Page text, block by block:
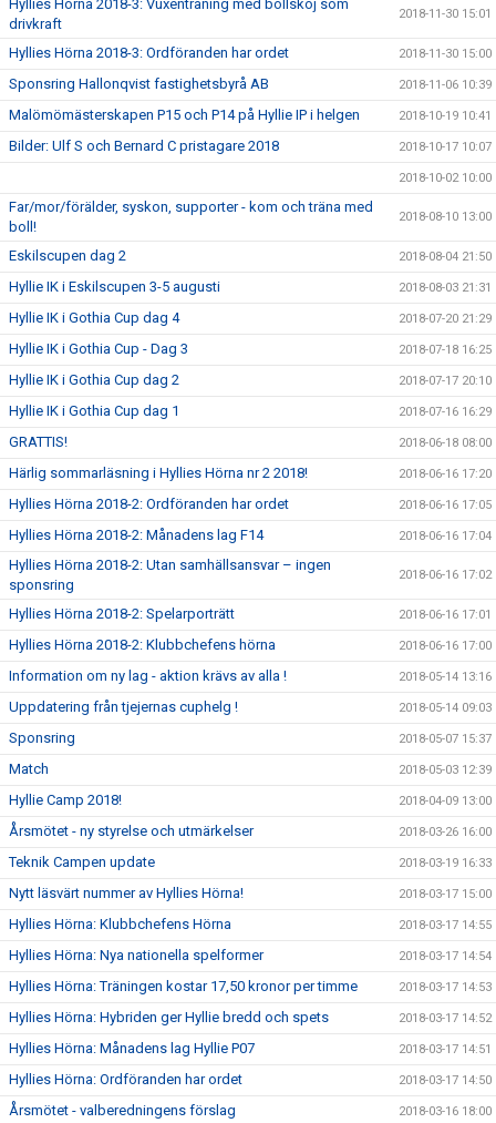
Hyllies Hörna 2018-3: Vuxenträning med bollskoj som
drivkraft
2018-11-30 15:01
Hyllies Hörna 2018-3: Ordföranden har ordet 2018-11-30 15:00
Sponsring Hallonqvist fastighetsbyrå AB 2018-11-06 10:39
Malömömästerskapen P15 och P14 på Hyllie IP i helgen 2018-10-19 10:41
Bilder: Ulf S och Bernard C pristagare 2018 2018-10-17 10:07
2018-10-02 10:00
Far/mor/förälder, syskon, supporter - kom och träna med
boll!
2018-08-10 13:00
Eskilscupen dag 2 2018-08-04 21:50
Hyllie IK i Eskilscupen 3-5 augusti 2018-08-03 21:31
Hyllie IK i Gothia Cup dag 4 2018-07-20 21:29
Hyllie IK i Gothia Cup - Dag 3 2018-07-18 16:25
Hyllie IK i Gothia Cup dag 2 2018-07-17 20:10
Hyllie IK i Gothia Cup dag 1 2018-07-16 16:29
GRATTIS! 2018-06-18 08:00
Härlig sommarläsning i Hyllies Hörna nr 2 2018! 2018-06-16 17:20
Hyllies Hörna 2018-2: Ordföranden har ordet 2018-06-16 17:05
Hyllies Hörna 2018-2: Månadens lag F14 2018-06-16 17:04
Hyllies Hörna 2018-2: Utan samhällsansvar – ingen
sponsring
2018-06-16 17:02
Hyllies Hörna 2018-2: Spelarporträtt 2018-06-16 17:01
Hyllies Hörna 2018-2: Klubbchefens hörna 2018-06-16 17:00
Information om ny lag - aktion krävs av alla ! 2018-05-14 13:16
Uppdatering från tjejernas cuphelg ! 2018-05-14 09:03
Sponsring 2018-05-07 15:37
Match 2018-05-03 12:39
Hyllie Camp 2018! 2018-04-09 13:00
Årsmötet - ny styrelse och utmärkelser 2018-03-26 16:00
Teknik Campen update 2018-03-19 16:33
Nytt läsvärt nummer av Hyllies Hörna! 2018-03-17 15:00
Hyllies Hörna: Klubbchefens Hörna 2018-03-17 14:55
Hyllies Hörna: Nya nationella spelformer 2018-03-17 14:54
Hyllies Hörna: Träningen kostar 17,50 kronor per timme 2018-03-17 14:53
Hyllies Hörna: Hybriden ger Hyllie bredd och spets 2018-03-17 14:52
Hyllies Hörna: Månadens lag Hyllie P07 2018-03-17 14:51
Hyllies Hörna: Ordföranden har ordet 2018-03-17 14:50
Årsmötet - valberedningens förslag 2018-03-16 18:00